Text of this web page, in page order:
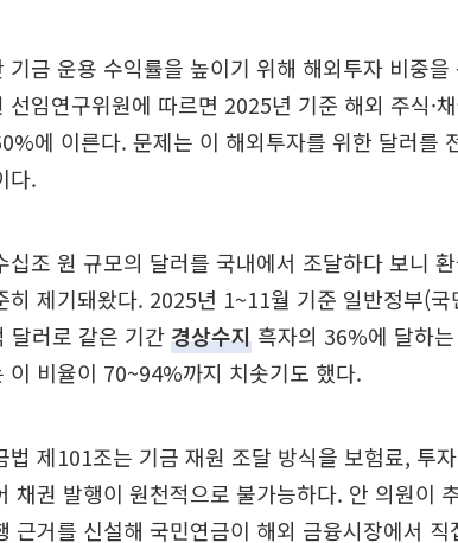
기금 운용 수익률을 높이기 위해 해외투자 비중
선임연구위원에 따르면 2025년 기준 해외 주식·
에 이른다. 문제는 이 해외투자를 위한 달러를
다.
십조 원 규모의 달러를 국내에서 조달하다 보니
히 제기돼왔다. 2025년 1~11월 기준 일반정부(
달러로 같은 기간경상수지 흑자의 36%에 달하
이 비율이 70~94%까지 치솟기도 했다.
법 제101조는 기금 재원 조달 방식을 보험료, 투
채권 발행이 원천적으로 불가능하다. 안 의원이
근거를 신설해 국민연금이 해외 금융시장에서 직